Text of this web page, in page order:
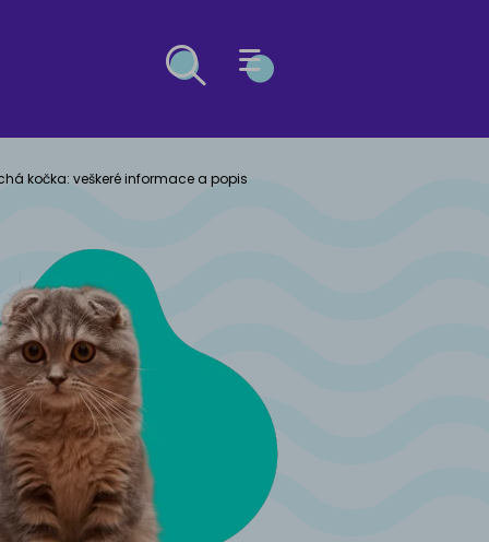
buldog
kočka: veškeré informace a popis